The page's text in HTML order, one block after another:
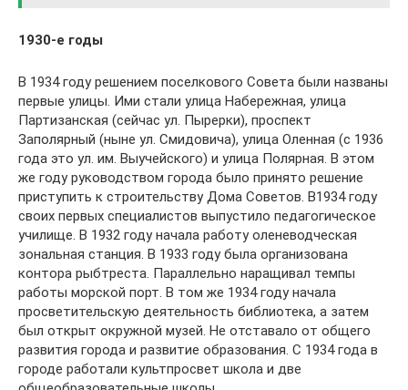
1930-е годы
В 1934 году решением поселкового Совета были названы
первые улицы. Ими стали улица Набережная, улица
Партизанская (сейчас ул. Пырерки), проспект
Заполярный (ныне ул. Смидовича), улица Оленная (с 1936
года это ул. им. Выучейского) и улица Полярная. В этом
же году руководством города было принято решение
приступить к строительству Дома Советов. В1934 году
своих первых специалистов выпустило педагогическое
училище. В 1932 году начала работу оленеводческая
зональная станция. В 1933 году была организована
контора рыбтреста. Параллельно наращивал темпы
работы морской порт. В том же 1934 году начала
просветительскую деятельность библиотека, а затем
был открыт окружной музей. Не отставало от общего
развития города и развитие образования. С 1934 года в
городе работали культпросвет школа и две